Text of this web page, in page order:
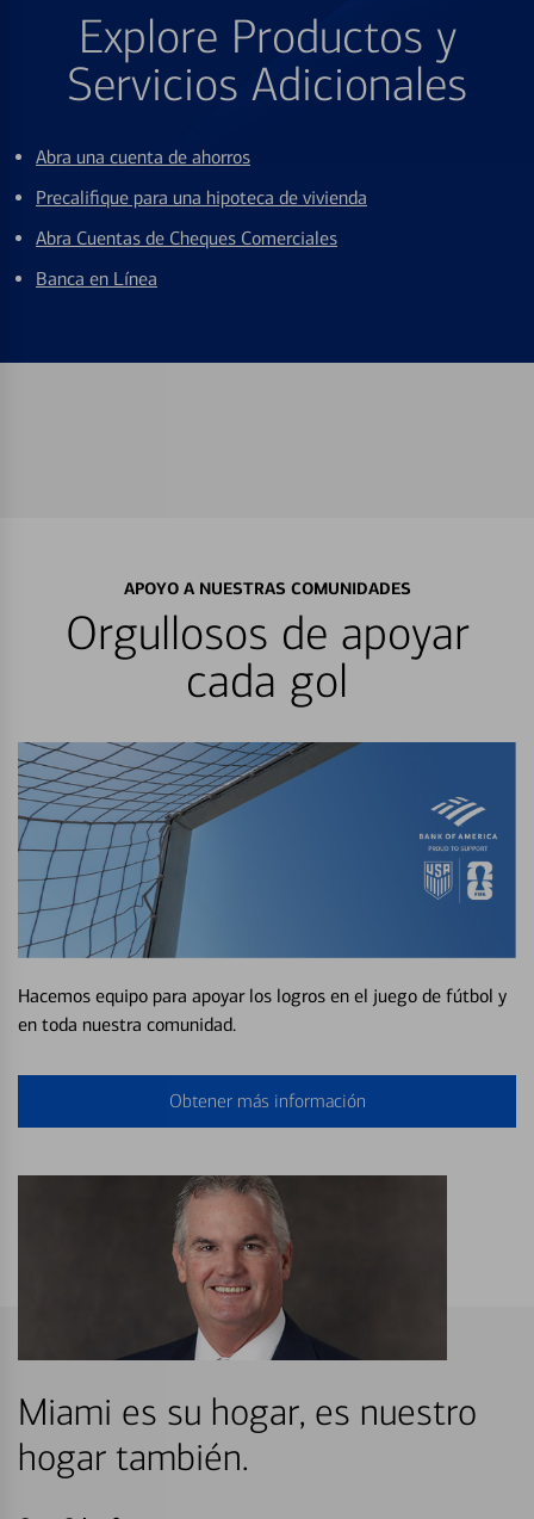
Explore Productos y
Servicios Adicionales
Abra una cuenta de ahorros
Precalifique para una hipoteca de vivienda
Abra Cuentas de Cheques Comerciales
Banca en Línea
APOYO A NUESTRAS COMUNIDADES
Orgullosos de apoyar
cada gol
Hacemos equipo para apoyar los logros en el juego de fútbol y
en toda nuestra comunidad.
Obtener más información
Miami es su hogar, es nuestro
hogar también.